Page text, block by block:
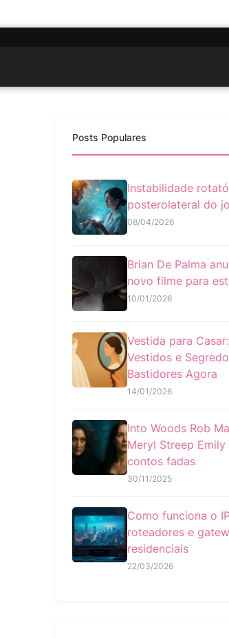
Posts Populares
Instabilidade
posterolateral do
08/04/2026
Brian De Palma
novo filme para
10/01/2026
Vestida para
Vestidos e
Bastidores Agora
14/01/2026
Into Woods Rob
Meryl Streep Emily
contos fadas
30/11/2025
Como funciona o
roteadores e
residenciais
22/03/2026